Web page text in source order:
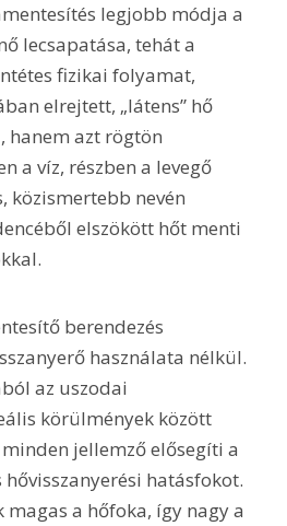
legjobb módja a
lecsapatása, tehát a
fizikai folyamat,
elrejtett, „látens” hő
hanem azt rögtön
a víz, részben a levegő
közismertebb nevén
elszökött hőt menti
berendezés
használata nélkül.
az uszodai
körülmények között
jellemző elősegíti a
hatásfokot.
magas a hőfoka, így nagy a